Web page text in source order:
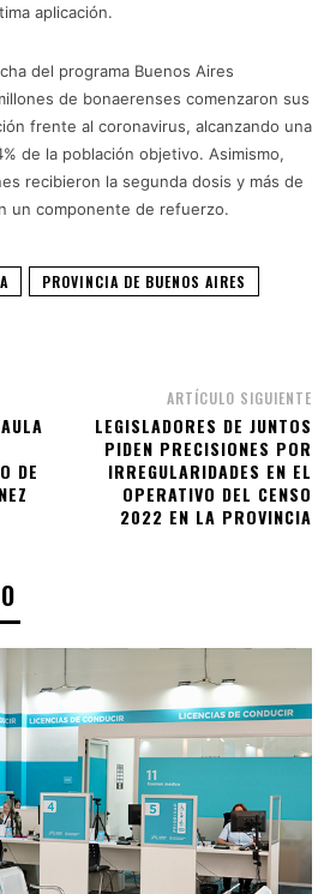
aplicación.
del programa Buenos Aires
de bonaerenses comenzaron sus
frente al coronavirus, alcanzando una
de la población objetivo. Asimismo,
recibieron la segunda dosis y más de
un componente de refuerzo.
PROVINCIA DE BUENOS AIRES
DE
ARTÍCULO SIGUIENTE
LEGISLADORES DE JUNTOS
PIDEN PRECISIONES POR
IRREGULARIDADES EN EL
OPERATIVO DEL CENSO
2022 EN LA PROVINCIA